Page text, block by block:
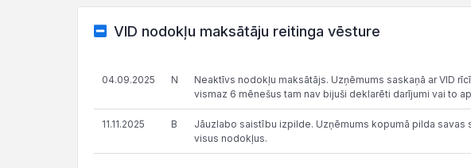
VID nodokļu maksātāju reitinga vēsture
04.09.2025 N
Neaktīvs nodokļu maksātājs. Uzņēmums saskaņā ar VID
vismaz 6 mēnešus tam nav bijuši deklarēti darījumi vai to
11.11.2025 B
Jāuzlabo saistību izpilde. Uzņēmums kopumā pilda
visus nodokļus.